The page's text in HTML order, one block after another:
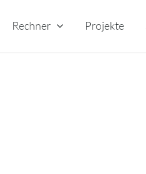
Rechner Projekte